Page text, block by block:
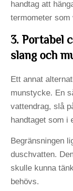
handtag att
termometer
3. Portabel
slang och
Ett annat
munstycke. En
vattendrag, slå
handtaget som i
Begränsningen
duschvatten.
skulle kunna
behövs.